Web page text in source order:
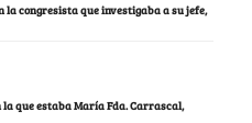
la congresista que investigaba a su jefe,
que estaba María Fda. Carrascal,